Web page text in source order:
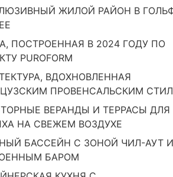
ЖИЛОЙ РАЙОН В
ПОСТРОЕННАЯ В 2024 ГОДУ ПО
PUROFORM
ВДОХНОВЛЕННАЯ
ПРОВЕНСАЛЬСКИМ
ВЕРАНДЫ И ТЕРРАСЫ ДЛЯ
НА СВЕЖЕМ ВОЗДУХЕ
БАССЕЙН С ЗОНОЙ ЧИЛ-АУТ И
БАРОМ